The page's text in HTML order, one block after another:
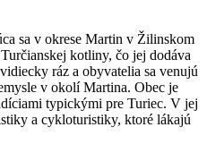
sa v okrese Martin v Žilinskom
kotliny, čo jej dodáva
ráz a obyvatelia sa venujú
v okolí Martina. Obec je
typickými pre Turiec. V jej
a cykloturistiky, ktoré lákajú